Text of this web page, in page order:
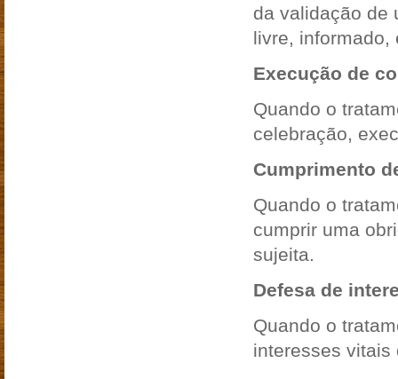
da validação de
livre,
Execução de
Quando o
celebração,
Cumprimento
Quando o
cumprir uma
sujeita.
Defesa de
Quando o
interesses vitais